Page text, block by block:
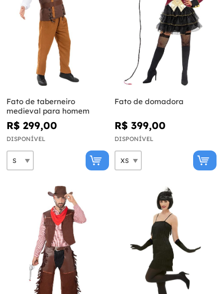
Fato de taberneiro
medieval para homem
R$ 299,00
DISPONÍVEL
Fato de domadora
R$ 399,00
DISPONÍVEL